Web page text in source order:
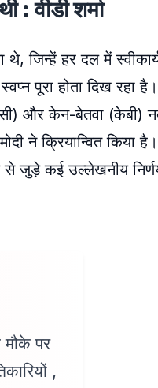
: वीडी शर्मा
जिन्हें हर दल में
पूरा होता दिख रहा
और केन-बेतवा (केबी)
ने क्रियान्वित किया
जुड़े कई उल्लेखनीय
मौके पर
,